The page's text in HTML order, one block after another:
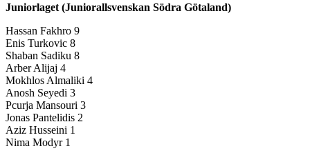
Juniorlaget (Juniorallsvenskan Södra Götaland)
Hassan Fakhro 9
Enis Turkovic 8
Shaban Sadiku 8
Arber Alijaj 4
Mokhlos Almaliki 4
Anosh Seyedi 3
Pcurja Mansouri 3
Jonas Pantelidis 2
Aziz Husseini 1
Nima Modyr 1